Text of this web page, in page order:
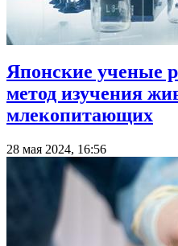
Японские ученые
метод изучения
млекопитающих
28 мая 2024, 16:56